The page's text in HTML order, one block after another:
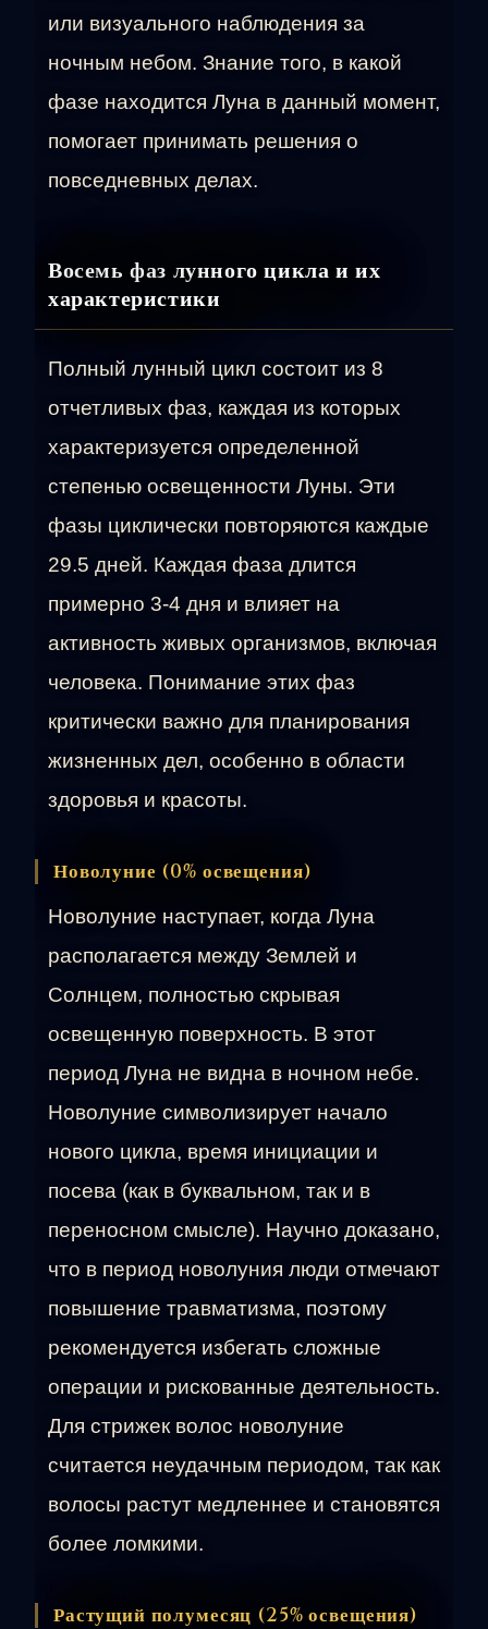
или визуального наблюдения за
ночным небом. Знание того, в какой
фазе находится Луна в данный момент,
помогает принимать решения о
повседневных делах.
Восемь фаз лунного цикла и их
характеристики
Полный лунный цикл состоит из 8
отчетливых фаз, каждая из которых
характеризуется определенной
степенью освещенности Луны. Эти
фазы циклически повторяются каждые
29.5 дней. Каждая фаза длится
примерно 3-4 дня и влияет на
активность живых организмов, включая
человека. Понимание этих фаз
критически важно для планирования
жизненных дел, особенно в области
здоровья и красоты.
Новолуние (0% освещения)
Новолуние наступает, когда Луна
располагается между Землей и
Солнцем, полностью скрывая
освещенную поверхность. В этот
период Луна не видна в ночном небе.
Новолуние символизирует начало
нового цикла, время инициации и
посева (как в буквальном, так и в
переносном смысле). Научно доказано,
что в период новолуния люди отмечают
повышение травматизма, поэтому
рекомендуется избегать сложные
операции и рискованные деятельность.
Для стрижек волос новолуние
считается неудачным периодом, так как
волосы растут медленнее и становятся
более ломкими.
Растущий полумесяц (25% освещения)